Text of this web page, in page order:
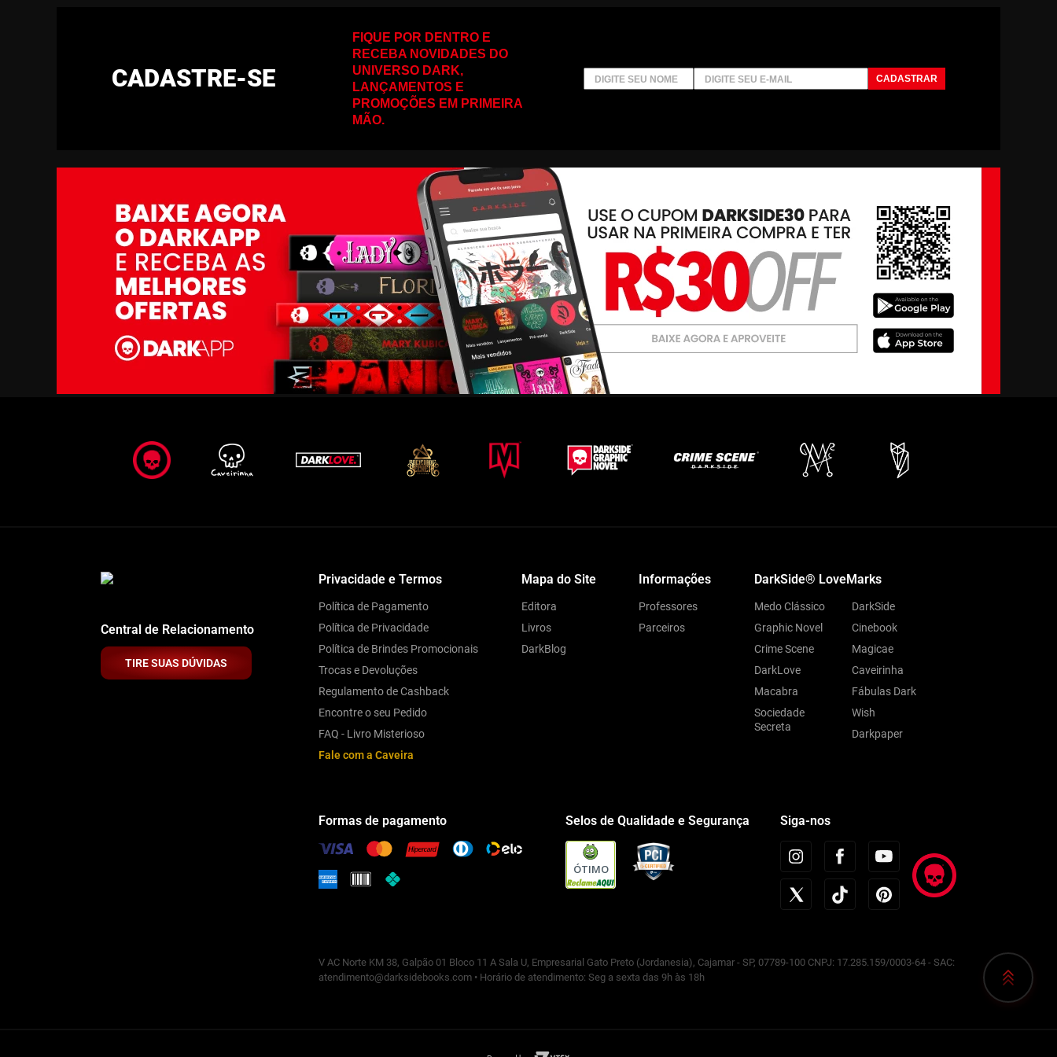
CADASTRE-SE
FIQUE POR DENTRO E
RECEBA NOVIDADES DO
UNIVERSO DARK,
LANÇAMENTOS E
PROMOÇÕES EM PRIMEIRA
MÃO.
CADASTRAR
Central de Relacionamento
TIRE SUAS DÚVIDAS
Privacidade e Termos
Política de Pagamento
Política de Privacidade
Política de Brindes Promocionais
Trocas e Devoluções
Regulamento de Cashback
Encontre o seu Pedido
FAQ - Livro Misterioso
Fale com a Caveira
Mapa do Site
Editora
Livros
DarkBlog
Informações
Professores
Parceiros
DarkSide® LoveMarks
Medo Clássico
Graphic Novel
Crime Scene
DarkLove
Macabra
Sociedade
Secreta
DarkSide
Cinebook
Magicae
Caveirinha
Fábulas Dark
Wish
Darkpaper
Formas de pagamento Selos de Qualidade e Segurança
ÓTIMO
Siga-nos
V AC Norte KM 38, Galpão 01 Bloco 11 A Sala U, Empresarial Gato Preto (Jordanesia), Cajamar - SP, 07789-100 CNPJ: 17.285.159/0003-64 - SAC:
atendimento@darksidebooks.com • Horário de atendimento: Seg a sexta das 9h às 18h